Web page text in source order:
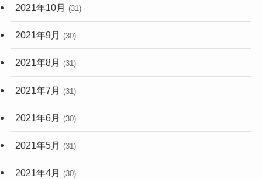
2021年10月 (31)
2021年9月 (30)
2021年8月 (31)
2021年7月 (31)
2021年6月 (30)
2021年5月 (31)
2021年4月 (30)